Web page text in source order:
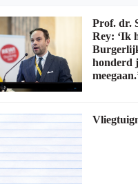
Prof. dr.
Rey: ‘Ik
honderd